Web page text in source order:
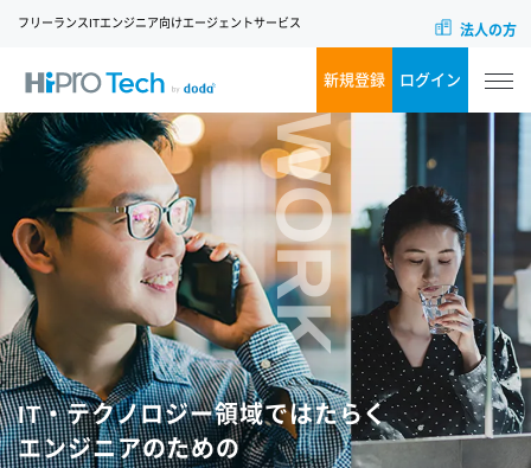
フリーランスITエンジニア向けエージェントサービス 法人の方
新規登録 ログイン
WORK
IT・テクノロジー領域ではたらく
エンジニアのための